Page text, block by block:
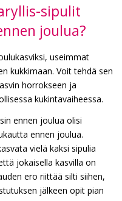
sipulit
joulua?
useimmat
kukkimaan. Voit tehdä sen
horrokseen ja
kukintavaiheessa.
ennen joulua olisi
ennen joulua.
vielä kaksi sipulia
jokaisella kasvilla on
ero riittää silti siihen,
jälkeen opit pian